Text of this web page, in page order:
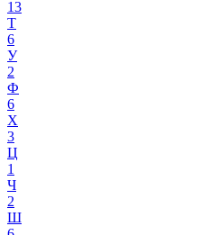
13
Т
6
У
2
Ф
6
Х
3
Ц
1
Ч
2
Ш